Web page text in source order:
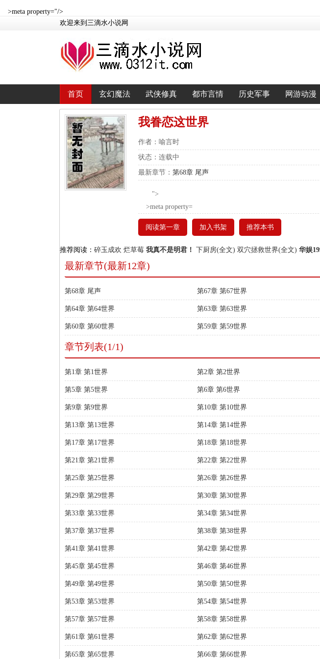
>meta property="/>
欢迎来到三滴水小说网
首页 玄幻魔法 武侠修真 都市言情 历史军事 网游动漫
我眷恋这世界
作者：喻言时
状态：连载中
最新章节： 第68章 尾声
">
>meta property=
阅读第一章 加入书架 推荐本书
推荐阅读： 碎玉成欢 烂草莓 我真不是明君！ 下厨房(全文) 双穴拯救世界(全文) 华娱
最新章节(最新12章)
第68章 尾声 第67章 第67世界
第64章 第64世界 第63章 第63世界
第60章 第60世界 第59章 第59世界
章节列表(1/1)
第1章 第1世界 第2章 第2世界
第5章 第5世界 第6章 第6世界
第9章 第9世界 第10章 第10世界
第13章 第13世界 第14章 第14世界
第17章 第17世界 第18章 第18世界
第21章 第21世界 第22章 第22世界
第25章 第25世界 第26章 第26世界
第29章 第29世界 第30章 第30世界
第33章 第33世界 第34章 第34世界
第37章 第37世界 第38章 第38世界
第41章 第41世界 第42章 第42世界
第45章 第45世界 第46章 第46世界
第49章 第49世界 第50章 第50世界
第53章 第53世界 第54章 第54世界
第57章 第57世界 第58章 第58世界
第61章 第61世界 第62章 第62世界
第65章 第65世界 第66章 第66世界